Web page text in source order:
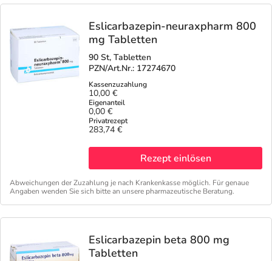
Eslicarbazepin-neuraxpharm 800
mg Tabletten
90 St, Tabletten
PZN/Art.Nr.: 17274670
10,00 €
0,00 €
283,74 €
Rezept einlösen
Abweichungen der Zuzahlung je nach Krankenkasse möglich. Für genaue
Angaben wenden Sie sich bitte an unsere pharmazeutische Beratung.
Eslicarbazepin beta 800 mg
Tabletten